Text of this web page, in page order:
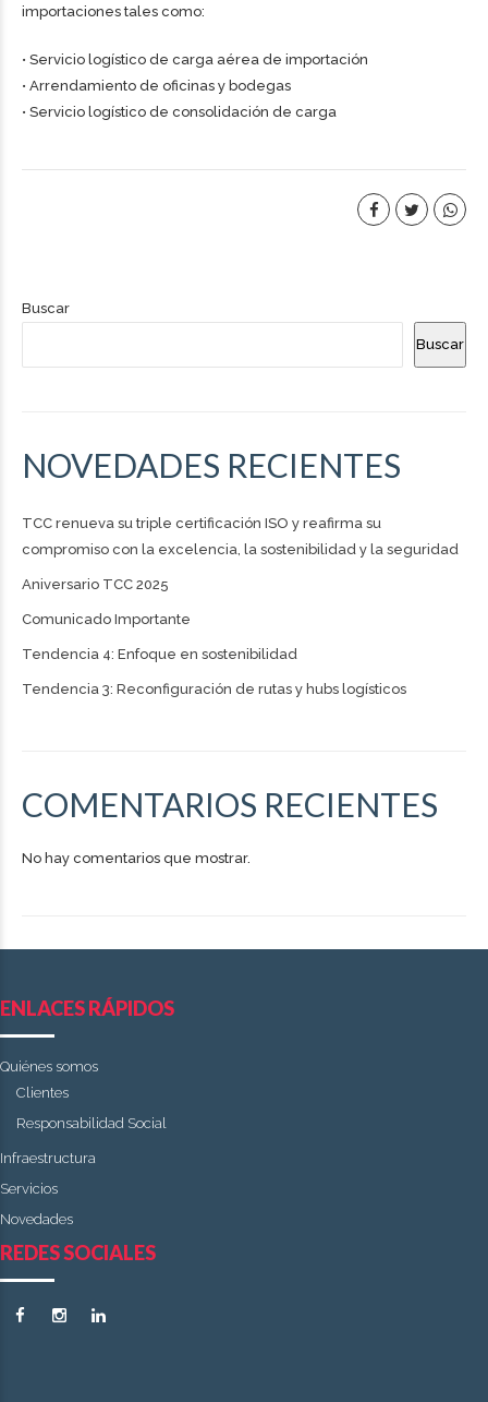
importaciones tales como:
• Servicio logístico de carga aérea de importación
• Arrendamiento de oficinas y bodegas
• Servicio logístico de consolidación de carga
Buscar
Buscar
NOVEDADES RECIENTES
TCC renueva su triple certificación ISO y reafirma su
compromiso con la excelencia, la sostenibilidad y la seguridad
Aniversario TCC 2025
Comunicado Importante
Tendencia 4: Enfoque en sostenibilidad
Tendencia 3: Reconfiguración de rutas y hubs logísticos
COMENTARIOS RECIENTES
No hay comentarios que mostrar.
ENLACES RÁPIDOS
Quiénes somos
Clientes
Responsabilidad Social
Infraestructura
Servicios
Novedades
REDES SOCIALES